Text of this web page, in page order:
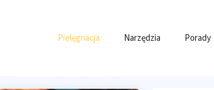
Pielęgnacja Narzędzia Porady